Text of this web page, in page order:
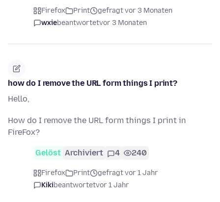
Firefox Print
gefragt vor 3 Monaten
wxiebeantwortetvor 3 Monaten
how do I remove the URL form things I print?
Hello,
How do I remove the URL form things I print in
FireFox?
Gelöst Archiviert 4 240
Firefox Print
gefragt vor 1 Jahr
Kikibeantwortetvor 1 Jahr